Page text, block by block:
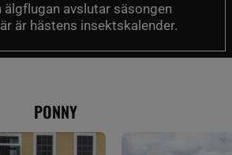
älgflugan avslutar säsongen
är hästens insektskalender.
PONNY